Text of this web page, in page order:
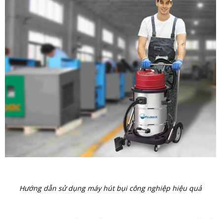
Hướng dẫn sử dụng máy hút bụi công nghiệp hiệu quả